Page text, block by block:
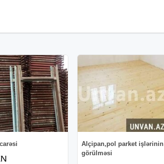
Alçipan,pol parket işlərinin
görülməsi